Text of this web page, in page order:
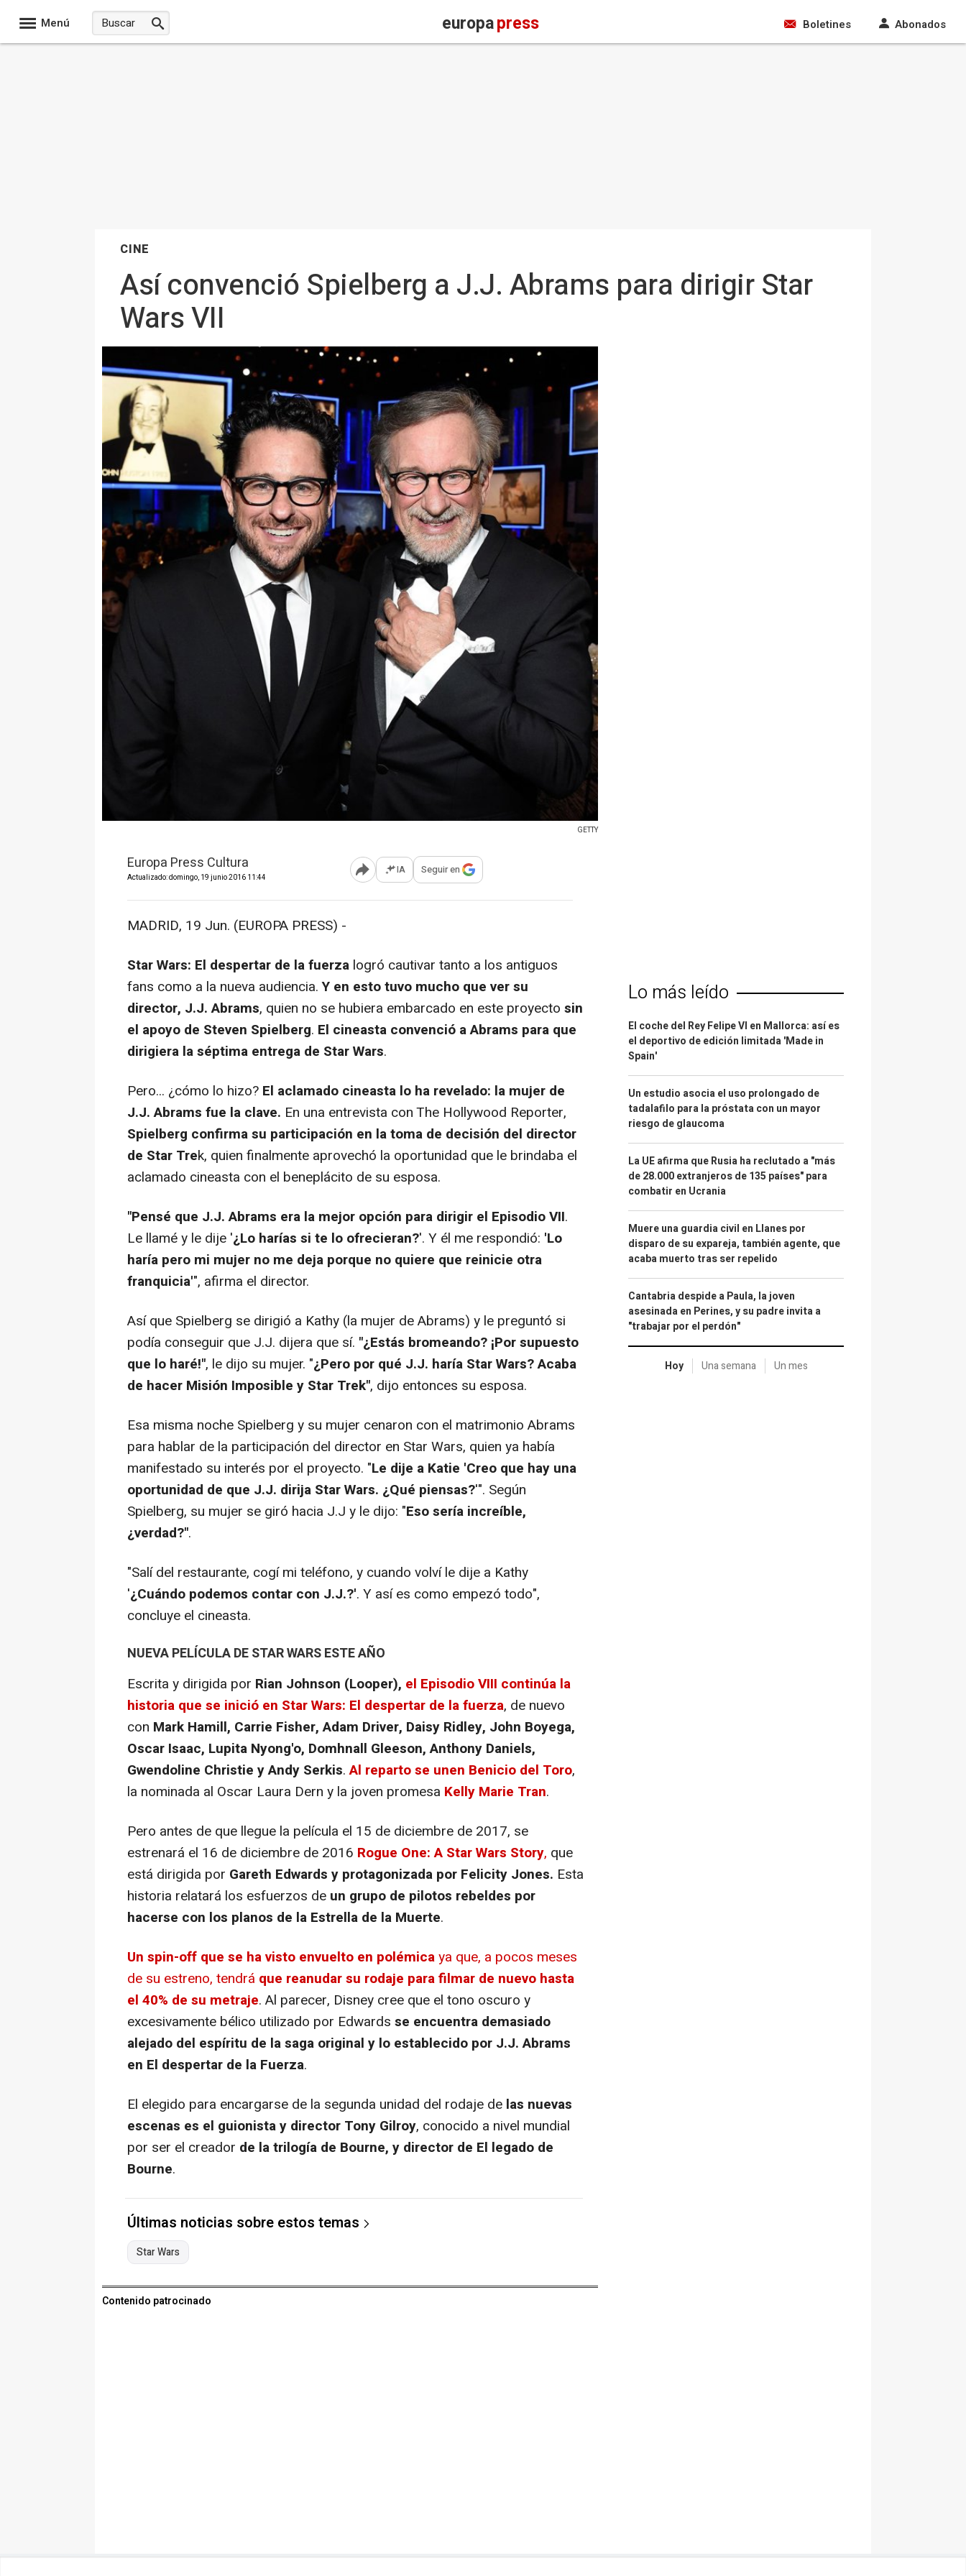
Menú europapress Boletines Abonados
CINE
Así convenció Spielberg a J.J. Abrams para dirigir Star
Wars VII
GETTY
Europa Press Cultura
Actualizado: domingo, 19 junio 2016 11:44 Abrir opciones para compartir
IA Seguir en
MADRID, 19 Jun. (EUROPA PRESS) -
Star Wars: El despertar de la fuerza logró cautivar tanto a los antiguos
fans como a la nueva audiencia.Y en esto tuvo mucho que ver su
director, J.J. Abrams, quien no se hubiera embarcado en este proyecto sin
el apoyo de Steven Spielberg. El cineasta convenció a Abrams para que
dirigiera la séptima entrega de Star Wars.
Pero... ¿cómo lo hizo? El aclamado cineasta lo ha revelado: la mujer de
J.J. Abrams fue la clave. En una entrevista con The Hollywood Reporter,
Spielberg confirma su participación en la toma de decisión del director
de Star Trek, quien finalmente aprovechó la oportunidad que le brindaba el
aclamado cineasta con el beneplácito de su esposa.
"Pensé que J.J. Abrams era la mejor opción para dirigir el Episodio VII.
Le llamé y le dije '¿Lo harías si te lo ofrecieran?'. Y él me respondió: 'Lo
haría pero mi mujer no me deja porque no quiere que reinicie otra
franquicia'", afirma el director.
Así que Spielberg se dirigió a Kathy (la mujer de Abrams) y le preguntó si
podía conseguir que J.J. dijera que sí. "¿Estás bromeando? ¡Por supuesto
que lo haré!", le dijo su mujer. "¿Pero por qué J.J. haría Star Wars? Acaba
de hacer Misión Imposible y Star Trek", dijo entonces su esposa.
Esa misma noche Spielberg y su mujer cenaron con el matrimonio Abrams
para hablar de la participación del director en Star Wars, quien ya había
manifestado su interés por el proyecto. "Le dije a Katie 'Creo que hay una
oportunidad de que J.J. dirija Star Wars. ¿Qué piensas?'". Según
Spielberg, su mujer se giró hacia J.J y le dijo: "Eso sería increíble,
¿verdad?".
"Salí del restaurante, cogí mi teléfono, y cuando volví le dije a Kathy
'¿Cuándo podemos contar con J.J.?'. Y así es como empezó todo",
concluye el cineasta.
NUEVA PELÍCULA DE STAR WARS ESTE AÑO
Escrita y dirigida por Rian Johnson (Looper), el Episodio VIII continúa la
historia que se inició en Star Wars: El despertar de la fuerza, de nuevo
con Mark Hamill, Carrie Fisher, Adam Driver, Daisy Ridley, John Boyega,
Oscar Isaac, Lupita Nyong'o, Domhnall Gleeson, Anthony Daniels,
Gwendoline Christie y Andy Serkis.Al reparto se unen Benicio del Toro,
la nominada al Oscar Laura Dern y la joven promesa Kelly Marie Tran.
Pero antes de que llegue la película el 15 de diciembre de 2017, se
estrenará el 16 de diciembre de 2016 Rogue One: A Star Wars Story, que
está dirigida por Gareth Edwards y protagonizada por Felicity Jones. Esta
historia relatará los esfuerzos de un grupo de pilotos rebeldes por
hacerse con los planos de la Estrella de la Muerte.
Un spin-off que se ha visto envuelto en polémicaya que, a pocos meses
de su estreno, tendrá que reanudar su rodaje para filmar de nuevo hasta
el 40% de su metraje. Al parecer, Disney cree que el tono oscuro y
excesivamente bélico utilizado por Edwards se encuentra demasiado
alejado del espíritu de la saga original y lo establecido por J.J. Abrams
en El despertar de la Fuerza.
El elegido para encargarse de la segunda unidad del rodaje de las nuevas
escenas es el guionista y director Tony Gilroy, conocido a nivel mundial
por ser el creador de la trilogía de Bourne, y director de El legado de
Bourne.
Últimas noticias sobre estos temas
Star Wars
Contenido patrocinado
Lo más leído
El coche del Rey Felipe VI en Mallorca: así es
el deportivo de edición limitada 'Made in
Spain'
Un estudio asocia el uso prolongado de
tadalafilo para la próstata con un mayor
riesgo de glaucoma
La UE afirma que Rusia ha reclutado a "más
de 28.000 extranjeros de 135 países" para
combatir en Ucrania
Muere una guardia civil en Llanes por
disparo de su expareja, también agente, que
acaba muerto tras ser repelido
Cantabria despide a Paula, la joven
asesinada en Perines, y su padre invita a
"trabajar por el perdón"
Hoy Una semana Un mes